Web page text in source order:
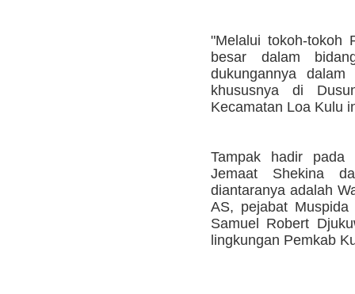
"Melalui tokoh-tokoh
besar dalam
dukungannya
khususnya di
Kecamatan Loa Kulu
Tampak hadir pada
Jemaat Shekina
diantaranya adalah
AS, pejabat
Samuel Robert
lingkungan Pemkab